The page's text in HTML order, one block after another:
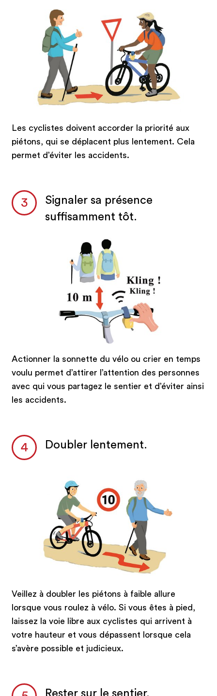
Les cyclistes doivent accorder la priorité aux
piétons, qui se déplacent plus lentement. Cela
permet d’éviter les accidents.
Signaler sa présence
suffisamment tôt.
Actionner la sonnette du vélo ou crier en temps
voulu permet d’attirer l’attention des personnes
avec qui vous partagez le sentier et d’éviter ainsi
les accidents.
Doubler lentement.
Veillez à doubler les piétons à faible allure
lorsque vous roulez à vélo. Si vous êtes à pied,
laissez la voie libre aux cyclistes qui arrivent à
votre hauteur et vous dépassent lorsque cela
s’avère possible et judicieux.